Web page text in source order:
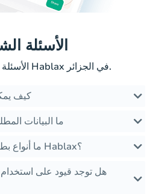
الأسئلة
الأسئلة الأكثر شيوعاً حول Hablax في الجزائر.
كيف
ما البيانات
ما أنواع بطاقات الهدايا المتاحة من Hablax؟
هل توجد قيود على